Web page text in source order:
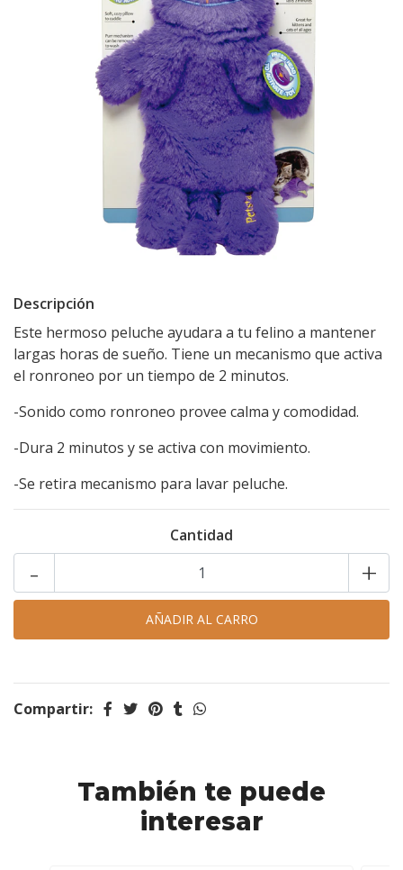
Descripción
Este hermoso peluche ayudara a tu felino a mantener
largas horas de sueño. Tiene un mecanismo que activa
el ronroneo por un tiempo de 2 minutos.
-Sonido como ronroneo provee calma y comodidad.
-Dura 2 minutos y se activa con movimiento.
-Se retira mecanismo para lavar peluche.
Cantidad
- +
Compartir:
También te puede
interesar